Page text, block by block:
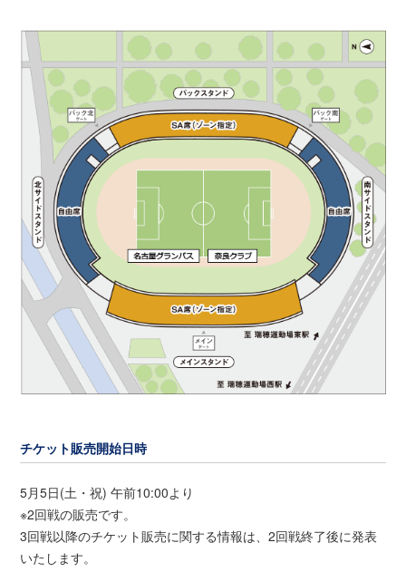
チケット販売開始日時
5月5日(土・祝) 午前10:00より
※2回戦の販売です。
3回戦以降のチケット販売に関する情報は、2回戦終了後に発表
いたします。